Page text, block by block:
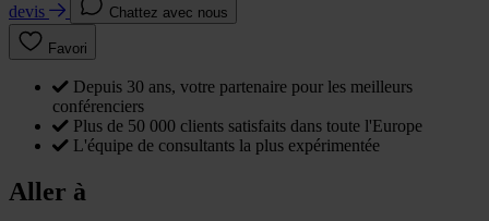
devis
Chattez avec nous
Favori
Depuis 30 ans, votre partenaire pour les meilleurs
conférenciers
Plus de 50 000 clients satisfaits dans toute l'Europe
L'équipe de consultants la plus expérimentée
Aller à